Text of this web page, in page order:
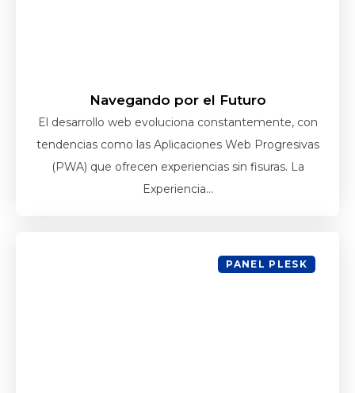
Navegando por el Futuro
El desarrollo web evoluciona constantemente, con
tendencias como las Aplicaciones Web Progresivas
(PWA) que ofrecen experiencias sin fisuras. La
Experiencia...
PANEL PLESK